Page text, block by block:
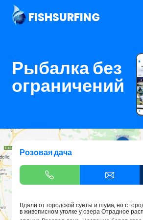
FISHSURFING
Рыбалка без
ограничений
Розовая дача
Вдали от городской суеты и шума, но с
в живописном уголке у озера Отрадное